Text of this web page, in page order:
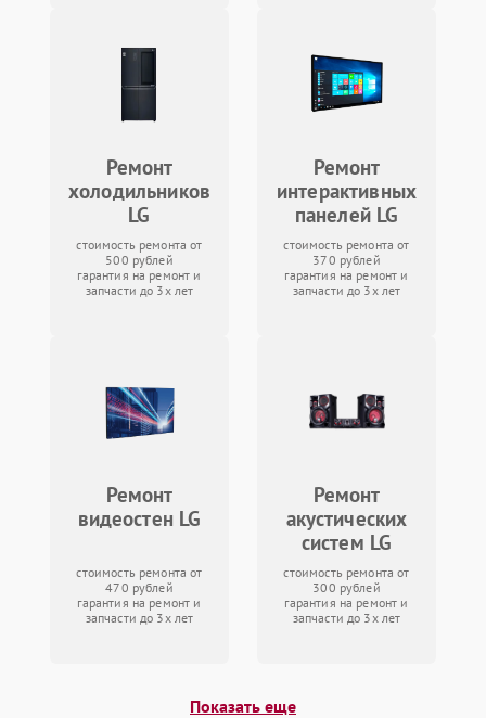
Ремонт
холодильников
LG
стоимость ремонта от
500 рублей
гарантия на ремонт и
запчасти до 3х лет
Ремонт
интерактивных
панелей LG
стоимость ремонта от
370 рублей
гарантия на ремонт и
запчасти до 3х лет
Ремонт
видеостен LG
стоимость ремонта от
470 рублей
гарантия на ремонт и
запчасти до 3х лет
Ремонт
акустических
систем LG
стоимость ремонта от
300 рублей
гарантия на ремонт и
запчасти до 3х лет
Показать еще